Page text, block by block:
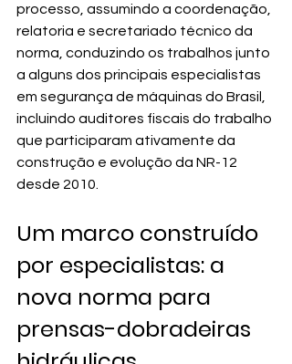
processo, assumindo a coordenação,
relatoria e secretariado técnico da
norma, conduzindo os trabalhos junto
a alguns dos principais especialistas
em segurança de máquinas do Brasil,
incluindo auditores fiscais do trabalho
que participaram ativamente da
construção e evolução da NR-12
desde 2010.
Um marco construído
por especialistas: a
nova norma para
prensas-dobradeiras